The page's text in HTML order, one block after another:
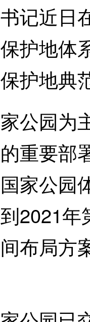
近日
护地体
护地典
园为
重要部
家公园
2021
布局方